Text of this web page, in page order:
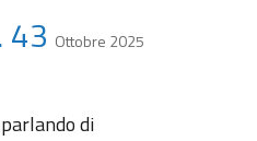
43 Ottobre 2025
di